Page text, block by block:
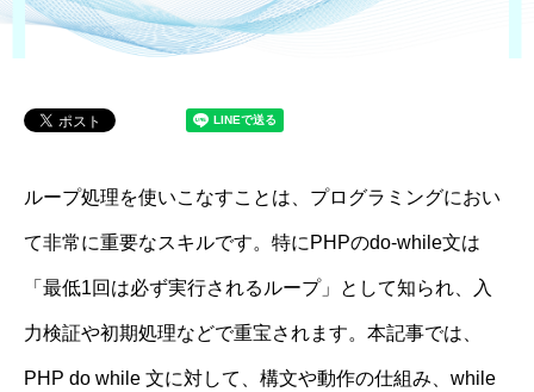
ループ処理を使いこなすことは、プログラミングにおい
て非常に重要なスキルです。特にPHPのdo-while文は
「最低1回は必ず実行されるループ」として知られ、入
力検証や初期処理などで重宝されます。本記事では、
PHP do while 文に対して、構文や動作の仕組み、while